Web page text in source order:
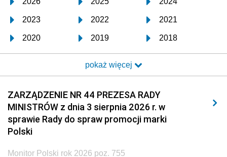
2023 2022 2021
2020 2019 2018
2017 2016 2015
2014 2013 2012
2011 2010 2009
2008 2007 2006
2005
pokaż więcej
ZARZĄDZENIE NR 44 PREZESA RADY
MINISTRÓW z dnia 3 sierpnia 2026 r. w
sprawie Rady do spraw promocji marki
Polski
Monitor Polski rok 2026 poz. 755